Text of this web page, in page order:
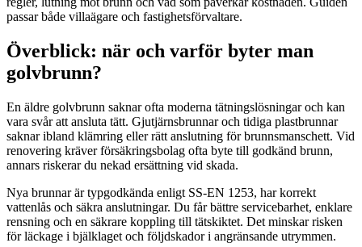
passar både villaägare och fastighetsförvaltare.
Överblick: när och varför byter man
golvbrunn?
En äldre golvbrunn saknar ofta moderna tätningslösningar och kan
vara svår att ansluta tätt. Gjutjärnsbrunnar och tidiga plastbrunnar
saknar ibland klämring eller rätt anslutning för brunnsmanschett. Vid
renovering kräver försäkringsbolag ofta byte till godkänd brunn,
annars riskerar du nekad ersättning vid skada.
Nya brunnar är typgodkända enligt SS-EN 1253, har korrekt
vattenlås och säkra anslutningar. Du får bättre servicebarhet, enklare
rensning och en säkrare koppling till tätskiktet. Det minskar risken
för läckage i bjälklaget och följdskador i angränsande utrymmen.